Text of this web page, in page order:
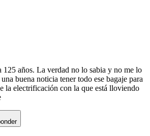
125 años. La verdad no lo sabia y no me lo
buena noticia tener todo ese bagaje para
la electrificación con la que está lloviendo